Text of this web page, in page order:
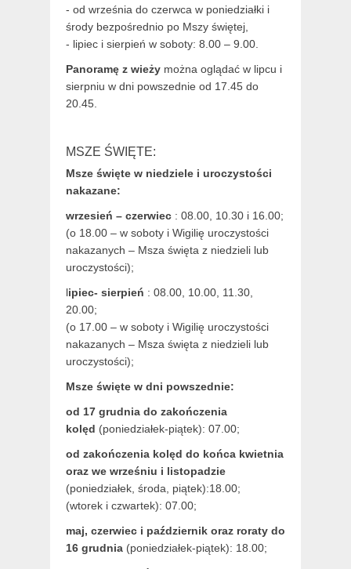
- od września do czerwca w poniedziałki i
środy bezpośrednio po Mszy świętej,
- lipiec i sierpień w soboty: 8.00 – 9.00.
Panoramę z wieży można oglądać w lipcu i
sierpniu w dni powszednie od 17.45 do
20.45.
MSZE ŚWIĘTE:
Msze święte w niedziele i uroczystości
nakazane:
wrzesień – czerwiec : 08.00, 10.30 i 16.00;
(o 18.00 – w soboty i Wigilię uroczystości
nakazanych – Msza święta z niedzieli lub
uroczystości);
lipiec- sierpień : 08.00, 10.00, 11.30,
20.00;
(o 17.00 – w soboty i Wigilię uroczystości
nakazanych – Msza święta z niedzieli lub
uroczystości);
Msze święte w dni powszednie:
od 17 grudnia do zakończenia
kolęd (poniedziałek-piątek): 07.00;
od zakończenia kolęd do końca kwietnia
oraz we wrześniu i listopadzie
(poniedziałek, środa, piątek):18.00;
(wtorek i czwartek): 07.00;
maj, czerwiec i październik oraz roraty do
16 grudnia (poniedziałek-piątek): 18.00;